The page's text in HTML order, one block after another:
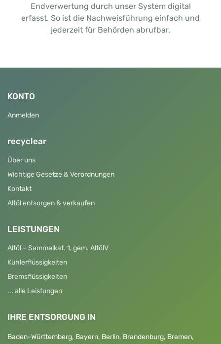
Endverwertung durch unser System digital
erfasst. So ist die Nachweisführung einfach und
jederzeit für Behörden abrufbar.
KONTO
Anmelden
recyclear
Über uns
Wichtige Gesetze & Verordnungen
Kontakt
Altöl entsorgen & verkaufen
LEISTUNGEN
Altöl – Sammelkat. 1, gem. AltölV
Kühlerflüssigkeiten
Bremsflüssigkeiten
... alle Leistungen
IHRE ENTSORGUNG IN
Baden-Württemberg, Bayern, Berlin, Brandenburg, Bremen,